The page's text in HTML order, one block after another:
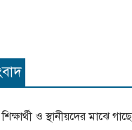
শিক্ষার্থী ও স্থানীয়দের মাঝে